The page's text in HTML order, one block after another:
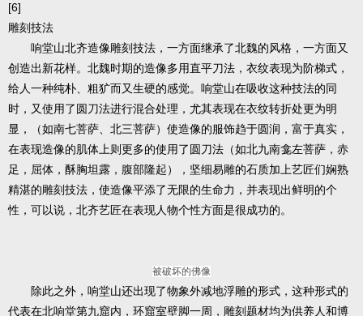
[6]
雕刻技法
响堂山北齐造像雕刻技法，一方面继承了北魏的风格，一方面又
创造出新花样。北魏时期的造像多用直平刀法，衣纹表现为阶梯式，
给人一种纯朴、粗犷而又生硬的感觉。响堂山在吸收这种技法的同
时，又使用了圆刀法进行混合处理，尤其表现在衣纹转折处更为明
显，（如南七菩萨、北三菩萨）使造像的服饰趋于圆润，富于真实，
在表现造像的肌体上则更多的使用了圆刀法（如北九南龛左菩萨，赤
足，屈体，酥胸坦露，腹部隆起），坚细易雕的石质加上艺匠们娴熟
精湛的雕刻技法，使造像平添了无限的生命力，并表现出鲜明的个
性，可以说，北齐艺匠在表现人物个性方面是很成功的。
被破坏的佛像
除此之外，响堂山还出现了物象外减地浮雕的形式，这种形式的
代表在北响堂第九窟内，环窟室壁脚一周，雕刻题材均为供养人和博